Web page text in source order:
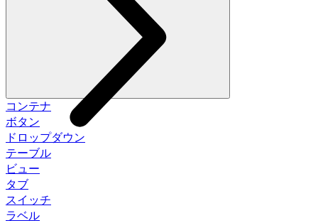
コンテナ
ボタン
ドロップダウン
テーブル
ビュー
タブ
スイッチ
ラベル